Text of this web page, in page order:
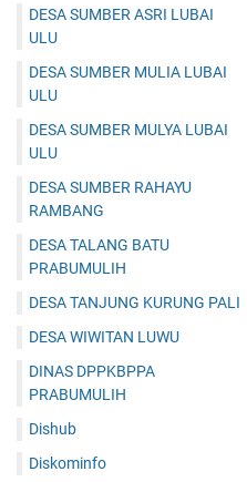
DESA SUMBER ASRI LUBAI
ULU
DESA SUMBER MULIA LUBAI
ULU
DESA SUMBER MULYA LUBAI
ULU
DESA SUMBER RAHAYU
RAMBANG
DESA TALANG BATU
PRABUMULIH
DESA TANJUNG KURUNG PALI
DESA WIWITAN LUWU
DINAS DPPKBPPA
PRABUMULIH
Dishub
Diskominfo